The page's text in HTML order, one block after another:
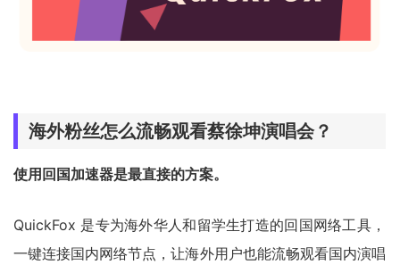
海外粉丝怎么流畅观看蔡徐坤演唱会？
使用回国加速器是最直接的方案。
QuickFox 是专为海外华人和留学生打造的回国网络工具，
一键连接国内网络节点，让海外用户也能流畅观看国内演唱